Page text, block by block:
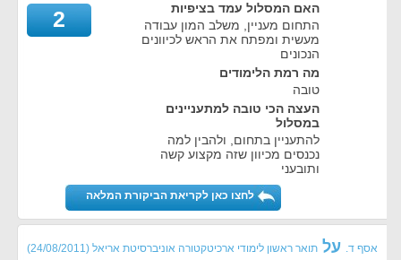
האם המסלול עמד בציפיות
התחום מעניין, משלב המון עבודה
מעשית ומפתח את הראש לכיוונים
הנכונים
מה רמת הלימודים
טובה
העצה הכי טובה למתעניינים
במסלול
להתעניין בתחום, ולהבין למה
נכנסים מכיוון שזה מקצוע קשה
ותובעני
2
לחצו כאן לקריאת הביקורת המלאה
אסף ד. על תואר ראשון לימודי ארכיטקטורה אוניברסיטת אריאל (
24/08/2011
)